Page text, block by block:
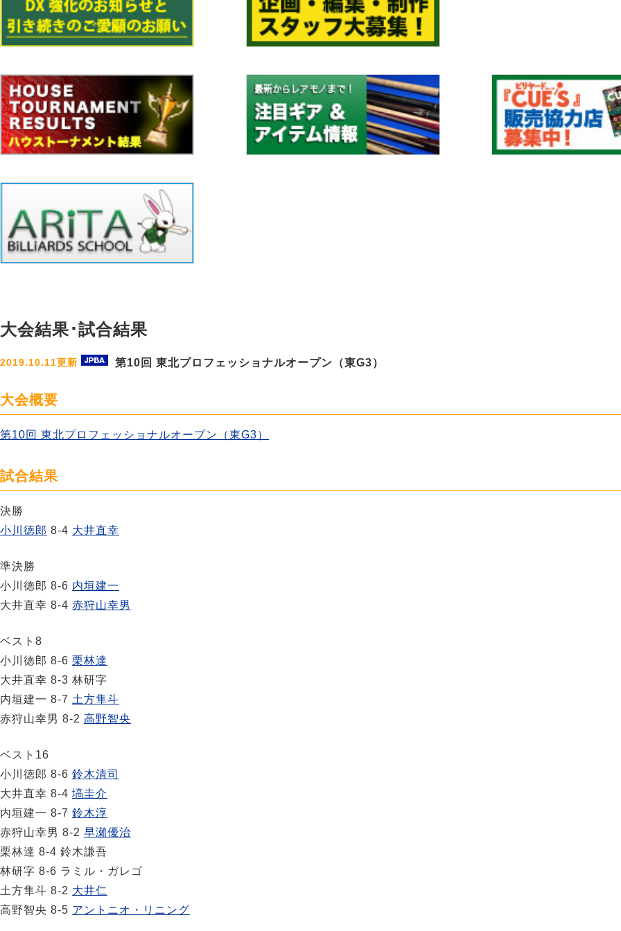
大会結果･試合結果
2019.10.11更新 第10回 東北プロフェッショナルオープン（東G3）
大会概要
第10回 東北プロフェッショナルオープン（東G3）
試合結果
決勝
小川徳郎 8-4 大井直幸
準決勝
小川徳郎 8-6 内垣建一
大井直幸 8-4 赤狩山幸男
ベスト8
小川徳郎 8-6 栗林達
大井直幸 8-3 林研字
内垣建一 8-7 土方隼斗
赤狩山幸男 8-2 高野智央
ベスト16
小川徳郎 8-6 鈴木清司
大井直幸 8-4 塙圭介
内垣建一 8-7 鈴木淳
赤狩山幸男 8-2 早瀬優治
栗林達 8-4 鈴木謙吾
林研字 8-6 ラミル・ガレゴ
土方隼斗 8-2 大井仁
高野智央 8-5 アントニオ・リニング